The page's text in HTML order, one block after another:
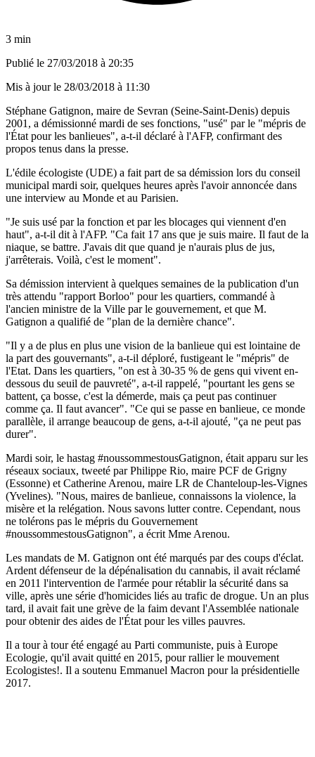
3 min
Publié le 27/03/2018 à 20:35
Mis à jour le 28/03/2018 à 11:30
Stéphane Gatignon, maire de Sevran (Seine-Saint-Denis) depuis
2001, a démissionné mardi de ses fonctions, "usé" par le "mépris de
l'État pour les banlieues", a-t-il déclaré à l'AFP, confirmant des
propos tenus dans la presse.
L'édile écologiste (UDE) a fait part de sa démission lors du conseil
municipal mardi soir, quelques heures après l'avoir annoncée dans
une interview au Monde et au Parisien.
"Je suis usé par la fonction et par les blocages qui viennent d'en
haut", a-t-il dit à l'AFP. "Ca fait 17 ans que je suis maire. Il faut de la
niaque, se battre. J'avais dit que quand je n'aurais plus de jus,
j'arrêterais. Voilà, c'est le moment".
Sa démission intervient à quelques semaines de la publication d'un
très attendu "rapport Borloo" pour les quartiers, commandé à
l'ancien ministre de la Ville par le gouvernement, et que M.
Gatignon a qualifié de "plan de la dernière chance".
"Il y a de plus en plus une vision de la banlieue qui est lointaine de
la part des gouvernants", a-t-il déploré, fustigeant le "mépris" de
l'Etat. Dans les quartiers, "on est à 30-35 % de gens qui vivent en-
dessous du seuil de pauvreté", a-t-il rappelé, "pourtant les gens se
battent, ça bosse, c'est la démerde, mais ça peut pas continuer
comme ça. Il faut avancer". "Ce qui se passe en banlieue, ce monde
parallèle, il arrange beaucoup de gens, a-t-il ajouté, "ça ne peut pas
durer".
Mardi soir, le hastag #noussommestousGatignon, était apparu sur les
réseaux sociaux, tweeté par Philippe Rio, maire PCF de Grigny
(Essonne) et Catherine Arenou, maire LR de Chanteloup-les-Vignes
(Yvelines). "Nous, maires de banlieue, connaissons la violence, la
misère et la relégation. Nous savons lutter contre. Cependant, nous
ne tolérons pas le mépris du Gouvernement
#noussommestousGatignon", a écrit Mme Arenou.
Les mandats de M. Gatignon ont été marqués par des coups d'éclat.
Ardent défenseur de la dépénalisation du cannabis, il avait réclamé
en 2011 l'intervention de l'armée pour rétablir la sécurité dans sa
ville, après une série d'homicides liés au trafic de drogue. Un an plus
tard, il avait fait une grève de la faim devant l'Assemblée nationale
pour obtenir des aides de l'État pour les villes pauvres.
Il a tour à tour été engagé au Parti communiste, puis à Europe
Ecologie, qu'il avait quitté en 2015, pour rallier le mouvement
Ecologistes!. Il a soutenu Emmanuel Macron pour la présidentielle
2017.